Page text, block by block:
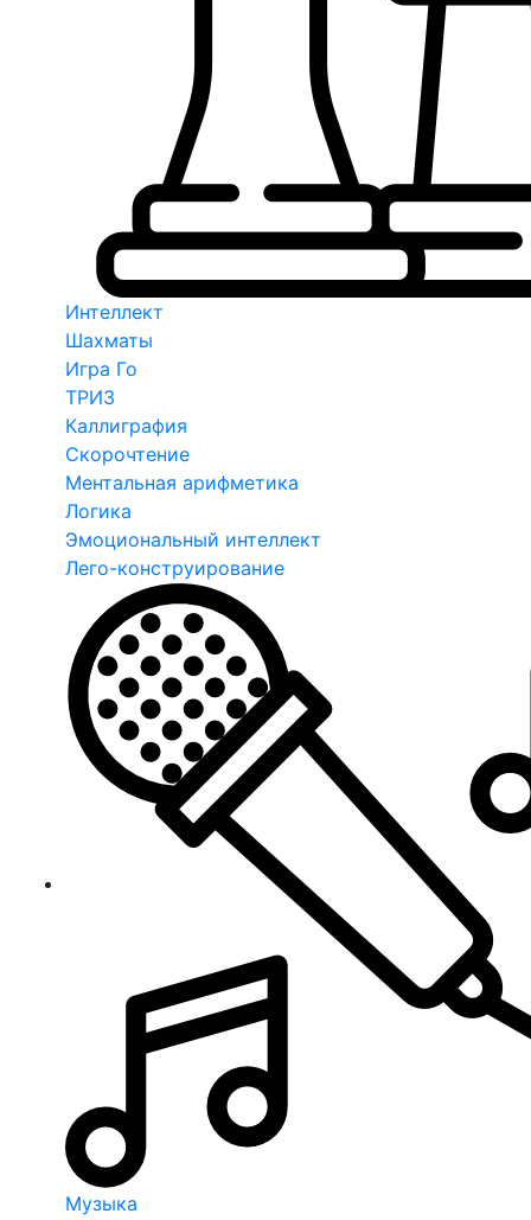
Интеллект
Шахматы
Игра Го
ТРИЗ
Каллиграфия
Скорочтение
Ментальная арифметика
Логика
Эмоциональный интеллект
Лего-конструирование
Музыка